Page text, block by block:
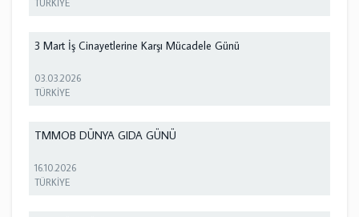
TÜRKİYE
3 Mart İş Cinayetlerine Karşı Mücadele Günü
03.03.2026
TÜRKİYE
TMMOB DÜNYA GIDA GÜNÜ
16.10.2026
TÜRKİYE